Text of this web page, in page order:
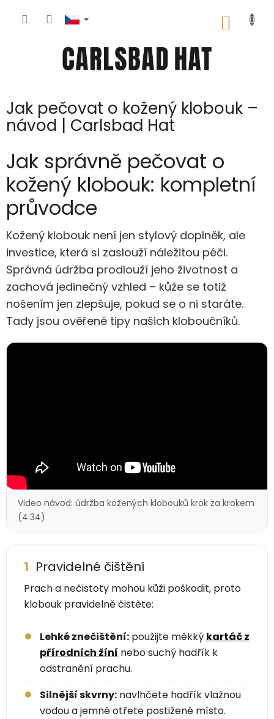
Jak pečovat o kožený klobouk –
návod | Carlsbad Hat
Jak správně pečovat o
kožený klobouk: kompletní
průvodce
Kožený klobouk není jen stylový doplněk, ale
investice, která si zaslouží náležitou péči.
Správná údržba prodlouží jeho životnost a
zachová jedinečný vzhled – kůže se totiž
nošením jen zlepšuje, pokud se o ni staráte.
Tady jsou ověřené tipy našich kloboučníků.
Video návod: údržba kožených klobouků krok za krokem
(4:34)
1 Pravidelné čištění
Prach a nečistoty mohou kůži poškodit, proto
klobouk pravidelně čistěte:
Lehké znečištění: použijte měkký kartáč z
přírodních žíní nebo suchý hadřík k
odstranění prachu.
Silnější skvrny: navlhčete hadřík vlažnou
vodou a jemně otřete postižené místo.